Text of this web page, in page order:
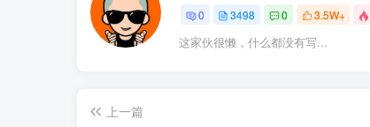
0 3498 0 3.5W+
这家伙很懒，什么都没有写...
上一篇